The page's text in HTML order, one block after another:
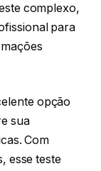
complexo,
para
opção
sua
Com
esse teste